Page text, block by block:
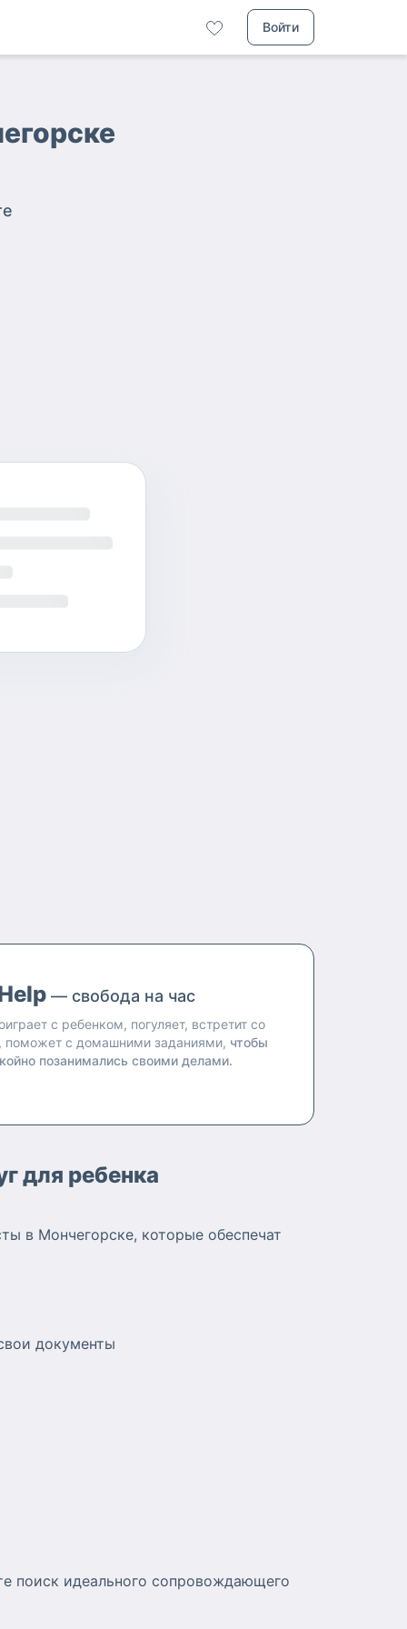
Войти
— свобода на час
с ребенком, погуляет, встретит со
поможет с домашними заданиями, чтобы
позанимались своими делами.
для ребенка
в Мончегорске, которые обеспечат
документы
поиск идеального сопровождающего